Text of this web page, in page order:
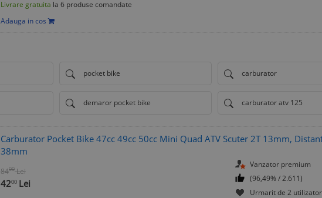
Livrare gratuita la 6 produse comandate
Adauga in cos
pocket bike carburator
demaror pocket bike carburator atv 125
Carburator Pocket Bike 47cc 49cc 50cc Mini Quad ATV Scuter 2T 13mm,
38mm
8400 Lei
4200 Lei
Vanzator premium
(96,49% / 2.611)
Urmarit de 2